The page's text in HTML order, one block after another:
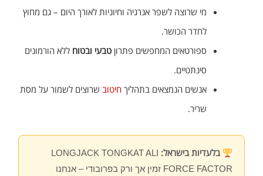
מי שרוצה לשפר אנרגיה וחיוניות לאורך היום – גם מחוץ
לחדר הכושר.
ספורטאים המחפשים פתרון טבעי ובטוח ללא הורמונים
סינתטיים.
אנשים הנמצאים בתהליך חיטוב שרוצים לשמור על מסת
שריר.
בלעדיות בישראל: LONGJACK TONGKAT ALI
FORCE FACTOR זמין אך ורק בפרובודי – אנחנו